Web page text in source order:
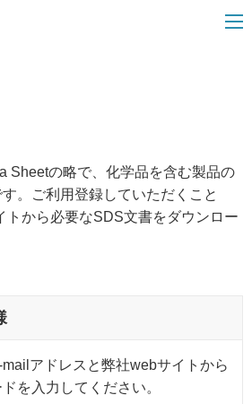
Sheetの略で、化学品を含む製品の
。ご利用登録していただくこと
トから必要なSDS文書をダウンロー
アドレスと弊社webサイトから
を入力してください。